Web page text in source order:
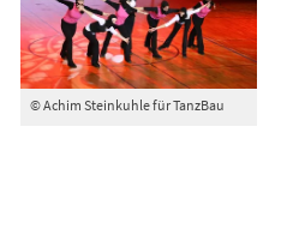
© Achim Steinkuhle für TanzBau